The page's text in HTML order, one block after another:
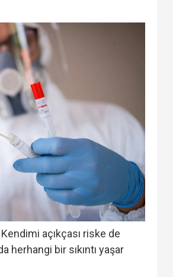
Kendimi açıkçası riske de
herhangi bir sıkıntı yaşar